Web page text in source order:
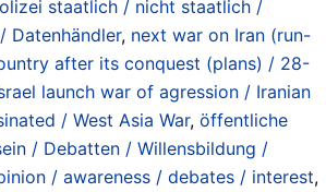
staatlich / nicht staatlich /
Datenhändler, next war on Iran (run-
after its conquest (plans) / 28-
launch war of agression / Iranian
/ West Asia War, öffentliche
/ Debatten / Willensbildung /
/ awareness / debates / interest,